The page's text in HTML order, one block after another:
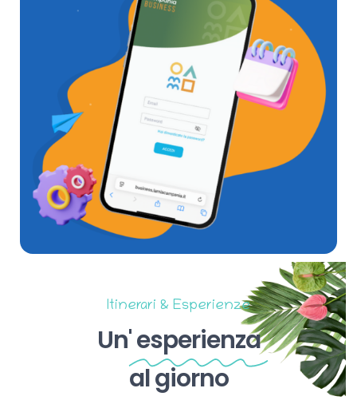
Itinerari & Esperienze
Un'esperienza
al giorno